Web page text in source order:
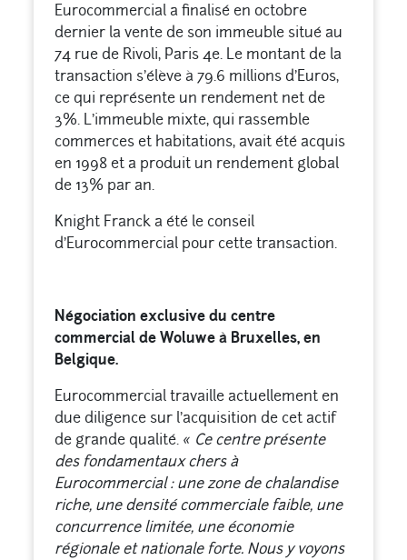
Eurocommercial a finalisé en octobre
dernier la vente de son immeuble situé au
74 rue de Rivoli, Paris 4e. Le montant de la
transaction s’élève à 79.6 millions d’Euros,
ce qui représente un rendement net de
3%. L’immeuble mixte, qui rassemble
commerces et habitations, avait été acquis
en 1998 et a produit un rendement global
de 13% par an.
Knight Franck a été le conseil
d’Eurocommercial pour cette transaction.
Négociation exclusive du centre
commercial de Woluwe à Bruxelles, en
Belgique.
Eurocommercial travaille actuellement en
due diligence sur l’acquisition de cet actif
de grande qualité. « Ce centre présente
des fondamentaux chers à
Eurocommercial : une zone de chalandise
riche, une densité commerciale faible, une
concurrence limitée, une économie
régionale et nationale forte. Nous y voyons